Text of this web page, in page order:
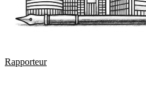
Rapporteur